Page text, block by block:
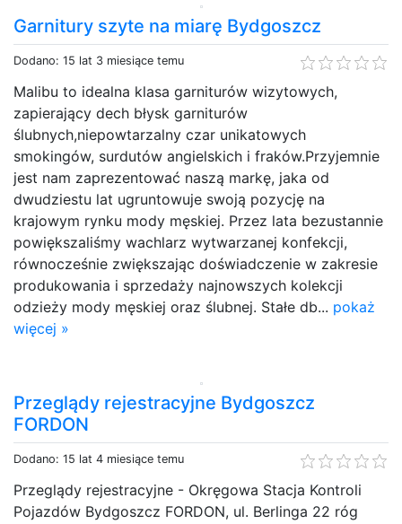
Garnitury szyte na miarę Bydgoszcz
Dodano: 15 lat 3 miesiące temu
Malibu to idealna klasa garniturów wizytowych,
zapierający dech błysk garniturów
ślubnych,niepowtarzalny czar unikatowych
smokingów, surdutów angielskich i fraków.Przyjemnie
jest nam zaprezentować naszą markę, jaka od
dwudziestu lat ugruntowuje swoją pozycję na
krajowym rynku mody męskiej. Przez lata bezustannie
powiększaliśmy wachlarz wytwarzanej konfekcji,
równocześnie zwiększając doświadczenie w zakresie
produkowania i sprzedaży najnowszych kolekcji
odzieży mody męskiej oraz ślubnej. Stałe db... pokaż
więcej »
Przeglądy rejestracyjne Bydgoszcz
FORDON
Dodano: 15 lat 4 miesiące temu
Przeglądy rejestracyjne - Okręgowa Stacja Kontroli
Pojazdów Bydgoszcz FORDON, ul. Berlinga 22 róg